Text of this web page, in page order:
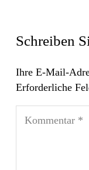
Schreiben
Ihre E-Mail-
Erforderliche